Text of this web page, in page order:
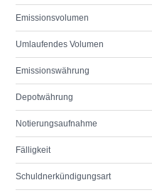
Emissionsvolumen
Umlaufendes Volumen
Emissionswährung
Depotwährung
Notierungsaufnahme
Fälligkeit
Schuldnerkündigungsart